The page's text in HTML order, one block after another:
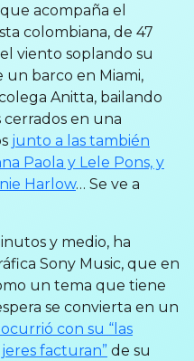
acompaña el
colombiana, de 47
viento soplando su
barco en Miami,
Anitta, bailando
en una
junto a las también
Paola y Lele Pons, y
Harlow… Se ve a
y medio, ha
Sony Music, que en
un tema que tiene
se convierta en un
con su “las
facturan” de su